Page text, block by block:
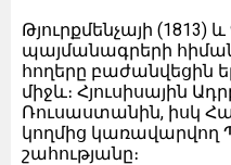
Թյուրքմենչայի (1813)
պայմանագրերի
հողերը բաժանվեցին
միջև։ Հյուսիսային
Ռուսաստանին, իսկ
կողմից
շահությանը։